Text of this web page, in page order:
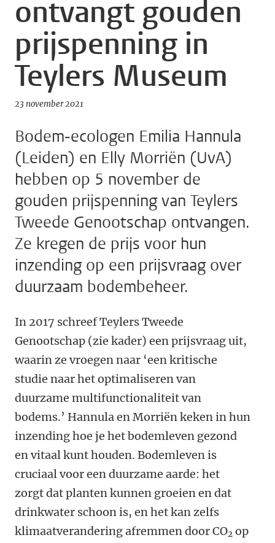
ontvangt gouden
prijspenning in
Teylers Museum
23 november 2021
Bodem-ecologen Emilia Hannula
(Leiden) en Elly Morriën (UvA)
hebben op 5 november de
gouden prijspenning van Teylers
Tweede Genootschap ontvangen.
Ze kregen de prijs voor hun
inzending op een prijsvraag over
duurzaam bodembeheer.
In 2017 schreef Teylers Tweede
Genootschap (zie kader) een prijsvraag uit,
waarin ze vroegen naar ‘een kritische
studie naar het optimaliseren van
duurzame multifunctionaliteit van
bodems.’ Hannula en Morriën keken in hun
inzending hoe je het bodemleven gezond
en vitaal kunt houden. Bodemleven is
cruciaal voor een duurzame aarde: het
zorgt dat planten kunnen groeien en dat
drinkwater schoon is, en het kan zelfs
klimaatverandering afremmen door CO2 op